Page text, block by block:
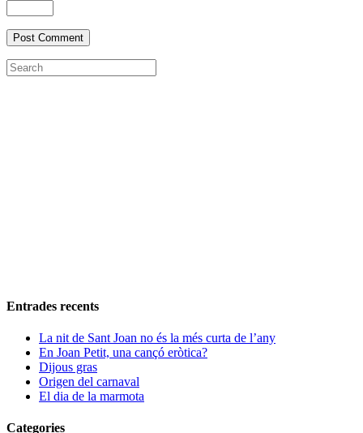
Entrades recents
La nit de Sant Joan no és la més curta de l’any
En Joan Petit, una cançó eròtica?
Dijous gras
Origen del carnaval
El dia de la marmota
Categories